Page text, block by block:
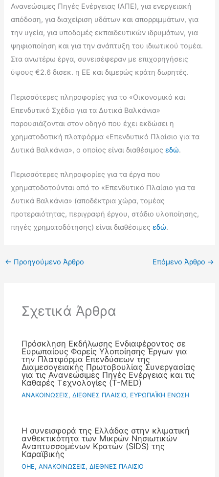
Ανανεώσιμες Πηγές Ενέργειας (ΑΠΕ), για ενεργειακή
απόδοση, για διαχείριση υδάτων και απορριμμάτων, για
την υγεία, για υποδομές εκπαιδευτικών ιδρυμάτων, για
ψηφιοποίηση και για την ανάπτυξη του ιδιωτικού τομέα.
Στα ανωτέρω έργα, συνεισέφεραν με επιχορηγήσεις
ύψους €2.6 δισεκ. η ΕΕ και διμερώς κράτη δωρητές.
Περισσότερες πληροφορίες για το «Οικονομικό και
Επενδυτικό Σχέδιο για τα Δυτικά Βαλκάνια»
παρουσιάζονται στον οδηγό που έχει εκδώσει η
χρηματοδοτική πλατφόρμα «Επενδυτικό Πλαίσιο για τα
Δυτικά Βαλκάνια», ο οποίος είναι διαθέσιμοςεδώ.
Περισσότερες πληροφορίες για τα έργα που
χρηματοδοτούνται από το «Επενδυτικό Πλαίσιο για τα
Δυτικά Βαλκάνια» (αποδέκτρια χώρα, τομέας
προτεραιότητας, περιγραφή έργου, στάδιο υλοποίησης,
πηγές χρηματοδότησης) είναι διαθέσιμεςεδώ.
← Προηγούμενο Άρθρο Επόμενο Άρθρο →
Σχετικά Άρθρα
Πρόσκληση Εκδήλωσης Ενδιαφέροντος σε
Ευρωπαίους Φορείς Υλοποίησης Έργων για
την Πλατφόρμα Επενδύσεων της
Διαμεσογειακής Πρωτοβουλίας Συνεργασίας
για τις Ανανεώσιμες Πηγές Ενέργειας και τις
Καθαρές Τεχνολογίες (T-MED)
ΑΝΑΚΟΙΝΩΣΕΙΣ,ΔΙΕΘΝΕΣ ΠΛΑΙΣΙΟ, ΕΥΡΩΠΑΪΚΗ ΕΝΩΣΗ
Η συνεισφορά της Ελλάδας στην κλιματική
ανθεκτικότητα των Μικρών Νησιωτικών
Αναπτυσσομένων Κρατών (SIDS) της
Καραϊβικής
OHE,ΑΝΑΚΟΙΝΩΣΕΙΣ,ΔΙΕΘΝΕΣ ΠΛΑΙΣΙΟ